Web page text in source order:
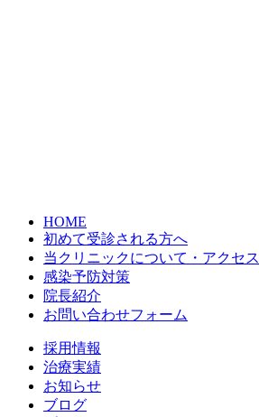
HOME
初めて受診される方へ
当クリニックについて・アクセス
感染予防対策
院長紹介
お問い合わせフォーム
採用情報
治療実績
お知らせ
ブログ